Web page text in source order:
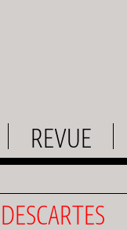
REVUE
DESCARTES